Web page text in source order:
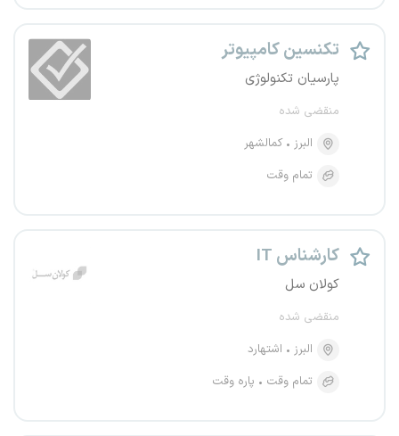
تکنسین کامپیوتر
پارسیان تکنولوژی
منقضی شده
البرز
کمالشهر
تمام وقت
کارشناس IT
کولان سل
منقضی شده
البرز
اشتهارد
تمام وقت
پاره وقت